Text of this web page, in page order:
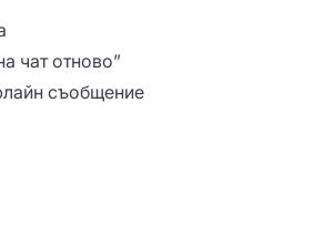
чат отново”
съобщение